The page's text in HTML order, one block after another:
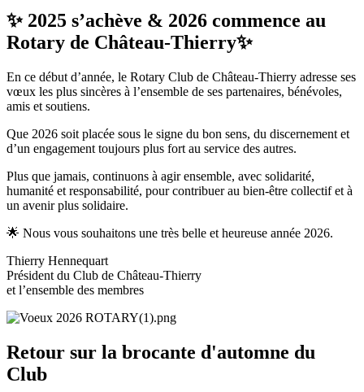
✨ 2025 s’achève & 2026 commence au
Rotary de Château-Thierry✨
En ce début d’année, le Rotary Club de Château-Thierry adresse ses
vœux les plus sincères à l’ensemble de ses partenaires, bénévoles,
amis et soutiens.
Que 2026 soit placée sous le signe du bon sens, du discernement et
d’un engagement toujours plus fort au service des autres.
Plus que jamais, continuons à agir ensemble, avec solidarité,
humanité et responsabilité, pour contribuer au bien-être collectif et à
un avenir plus solidaire.
🌟 Nous vous souhaitons une très belle et heureuse année 2026.
Thierry Hennequart
Président du Club de Château-Thierry
et l’ensemble des membres
Retour sur la brocante d'automne du
Club